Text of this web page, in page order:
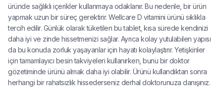
üründe sağlıklı içerikler kullanmaya odaklanır. Bu nedenle, bir ürün
yapmak uzun bir süreç gerektirir. Wellcare D vitamini ürünü sıklıkla
tercih edilir. Günlük olarak tüketilen bu tablet, kısa sürede kendinizi
daha iyi ve zinde hissetmenizi sağlar. Ayrıca kolay yutulabilen yapısı
da bu konuda zorluk yaşayanlar için hayatı kolaylaştırır. Yetişkinler
için tamamlayıcı besin takviyeleri kullanırken, bunu bir doktor
gözetiminde ürünü almak daha iyi olabilir. Ürünü kullandıktan sonra
herhangi bir rahatsızlık hissederseniz derhal doktorunuza danışınız.